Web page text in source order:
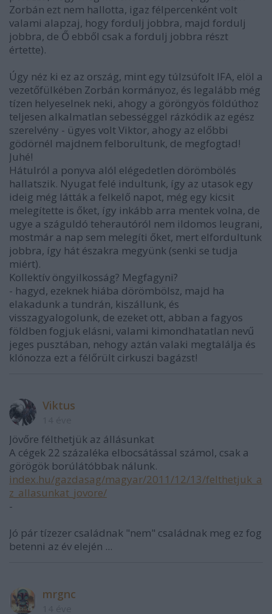
Zorbán ezt nem hallotta, igaz félpercenként volt
valami alapzaj, hogy fordulj jobbra, majd fordulj
jobbra, de Ő ebből csak a fordulj jobbra részt
értette).
Úgy néz ki ez az ország, mint egy túlzsúfolt IFA, elöl a
vezetőfülkében Zorbán kormányoz, és legalább még
tízen helyeselnek neki, ahogy a göröngyös földúthoz
teljesen alkalmatlan sebességgel rázkódik az egész
szerelvény - ügyes volt Viktor, ahogy az előbbi
gödörnél majdnem felborultunk, de megfogtad!
Juhé!
Hátulról a ponyva alól elégedetlen dörömbölés
hallatszik. Nyugat felé indultunk, így az utasok egy
ideig még látták a felkelő napot, még egy kicsit
melegítette is őket, így inkább arra mentek volna, de
ugye a száguldó teherautóról nem ildomos leugrani,
mostmár a nap sem melegíti őket, mert elfordultunk
jobbra, így hát északra megyünk (senki se tudja
miért).
Kollektív öngyilkosság? Megfagyni?
- hagyd, ezeknek hiába dörömbölsz, majd ha
elakadunk a tundrán, kiszállunk, és
visszagyalogolunk, de ezeket ott, abban a fagyos
földben fogjuk elásni, valami kimondhatatlan nevű
jeges pusztában, nehogy aztán valaki megtalálja és
klónozza ezt a félőrült cirkuszi bagázst!
Viktus
Jövőre félthetjük az állásunkat
A cégek 22 százaléka elbocsátással számol, csak a
görögök borúlátóbbak nálunk.
index.hu/gazdasag/magyar/2011/12/13/felthetjuk_a
z_allasunkat_jovore/
-
Jó pár tízezer családnak "nem" családnak meg ez fog
betenni az év elején ...
mrgnc